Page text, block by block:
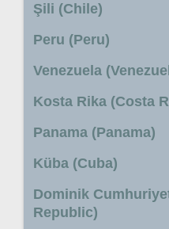
Şili (Chile)
Peru (Peru)
Venezuela
Kosta Rika (Costa
Panama (Panama)
Küba (Cuba)
Dominik
Republic)